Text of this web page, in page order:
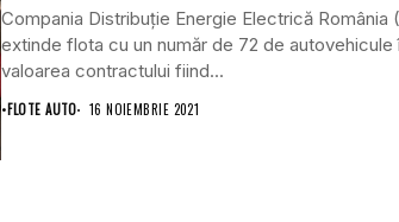
Compania Distribuție Energie Electrică România
extinde flota cu un număr de 72 de autovehicule
valoarea contractului fiind...
•FLOTE AUTO 16 NOIEMBRIE 2021